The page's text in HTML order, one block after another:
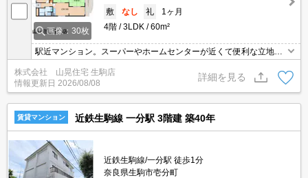
画像：30枚
敷
なし 礼
1ヶ月
4階
3LDK 60m²
駅近マンション。スーパーやホームセンターが近くて便利な立地。
東向き日当たり良好で快適。明るい室内で心も晴々☆和室はやっぱ
り落ち着きますね。敷金不要でお引越しもラクラク。自転車での移
動も楽々。
株式会社 山晃住宅 生駒店
情報更新日 2026/08/08
詳細を見る
賃貸マンション 近鉄生駒線 一分駅 3階建 築40年
近鉄生駒線/一分駅 徒歩1分
奈良県生駒市壱分町